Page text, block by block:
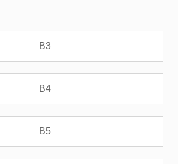
B3
B4
B5